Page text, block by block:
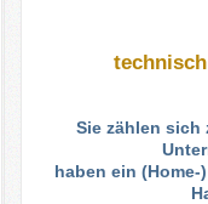
Sie zählen sich
haben ein